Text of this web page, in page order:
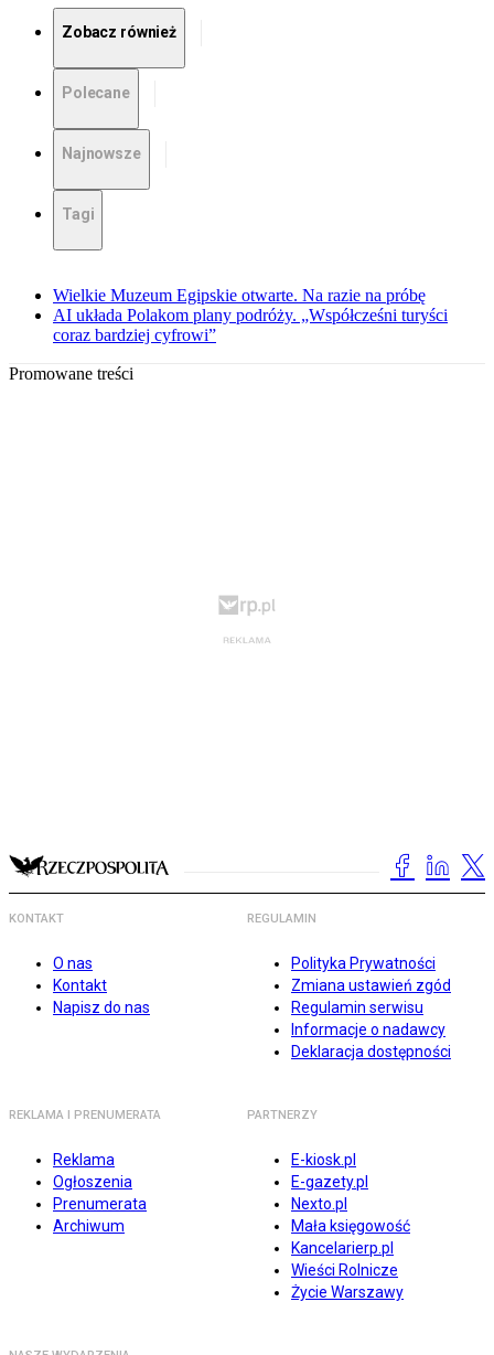
Zobacz również
Polecane
Najnowsze
Tagi
Wielkie Muzeum Egipskie otwarte. Na razie na próbę
AI układa Polakom plany podróży. „Współcześni turyści
coraz bardziej cyfrowi”
Promowane treści
KONTAKT
O nas
Kontakt
Napisz do nas
REGULAMIN
Polityka Prywatności
Zmiana ustawień zgód
Regulamin serwisu
Informacje o nadawcy
Deklaracja dostępności
REKLAMA I PRENUMERATA
Reklama
Ogłoszenia
Prenumerata
Archiwum
PARTNERZY
E-kiosk.pl
E-gazety.pl
Nexto.pl
Mała księgowość
Kancelarierp.pl
Wieści Rolnicze
Życie Warszawy